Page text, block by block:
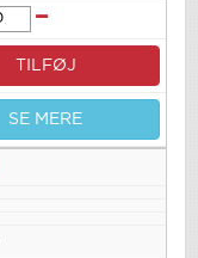
TILFØJ
SE MERE